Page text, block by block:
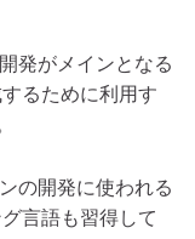
発がメインとなる
るために利用す
の開発に使われる
言語も習得して